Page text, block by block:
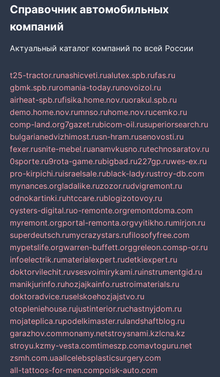
Справочник автомобильных
компаний
Актуальный каталог компаний по всей России
t25-tractor.runashicveti.rualutex.spb.rufas.ru
gbmk.spb.ruromania-today.runovoizol.ru
airheat-spb.rufisika.home.nov.ruorakul.spb.ru
demo.home.nov.rumnso.ruhome.nov.rucemko.ru
comp-land.org7gazet.rubicom-oil.rusuperiorsearch.ru
bulgarianedvizhimost.rusn-hram.rusenovosti.ru
fexer.rusnite-mebel.ruanamvkusno.rutechnosaratov.ru
0sporte.ru9rota-game.rubigbad.ru227gp.ruwes-ex.ru
pro-kirpichi.ruisraelsale.rublack-lady.rustroy-db.com
mynances.orgladalike.ruzozor.rudvigremont.ru
odnokartinki.ruhtccare.rublogizotovoy.ru
oysters-digital.ruo-remonte.orgremontdoma.com
myremont.orgportal-remonta.orgvyitikho.rumirjon.ru
superdeutsch.rumycrazystars.rufilosofyfree.com
mypetslife.orgwarren-buffett.orggreleon.comsp-or.ru
infoelectrik.rumaterialexpert.rudetkiexpert.ru
doktorvilechit.ruvsesvoimirykami.ruinstrumentgid.ru
manikjurinfo.ruhozjajkainfo.rustroimaterials.ru
doktoradvice.ruselskoehozjajstvo.ru
otopleniehouse.rujustinterior.ruchastnyjdom.ru
mojateplica.rupodelkimaster.rulandshaftblog.ru
garazhov.commonamy.netstroysnami.kzlcna.kz
stroyu.kzmy-vesta.comtimeszp.comavtoguru.net
zsmh.com.uaallcelebsplasticsurgery.com
all-tattoos-for-men.compoisk-auto.com